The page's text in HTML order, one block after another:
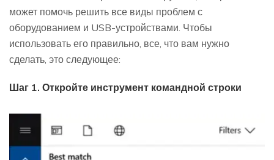
может помочь решить все виды проблем с
оборудованием и USB-устройствами. Чтобы
использовать его правильно, все, что вам нужно
сделать, это следующее:
Шаг 1. Откройте инструмент командной строки